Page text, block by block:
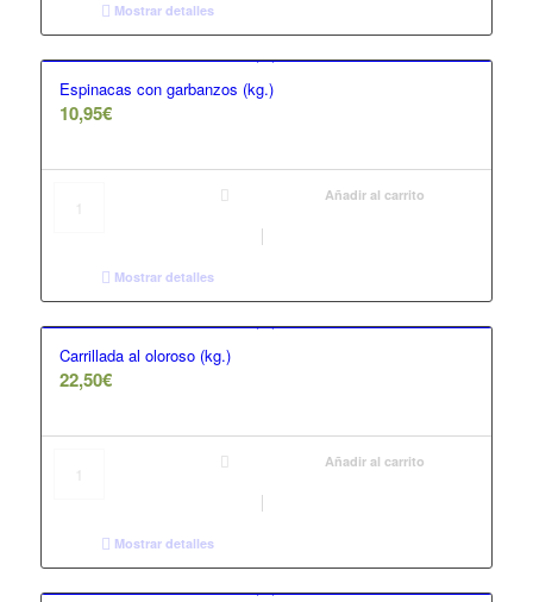
Mostrar detalles
Espinacas con garbanzos (kg.)
10,95€
Añadir al carrito
Mostrar detalles
Carrillada al oloroso (kg.)
22,50€
Añadir al carrito
Mostrar detalles